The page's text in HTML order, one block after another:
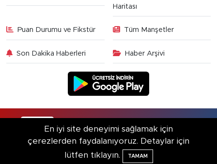
Haritası
Puan Durumu ve Fikstür Tüm Manşetler
Son Dakika Haberleri Haber Arşivi
Haber Yazılımı:TE Bilişim
En iyi site deneyimi sağlamak için
çerezlerden faydalanıyoruz. Detaylar için
lütfen tıklayın.
TAMAM